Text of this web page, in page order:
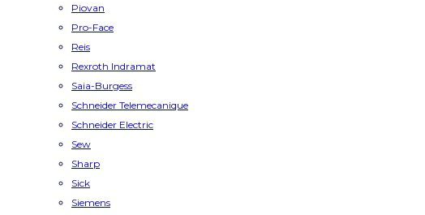
Piovan
Pro-Face
Reis
Rexroth Indramat
Saia-Burgess
Schneider Telemecanique
Schneider Electric
Sew
Sharp
Sick
Siemens